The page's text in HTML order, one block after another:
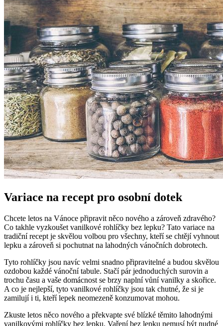
Variace na recept pro osobní dotek
Chcete letos na Vánoce připravit něco nového a zároveň zdravého?
Co takhle vyzkoušet vanilkové rohlíčky bez lepku? Tato variace na
tradiční recept je skvělou volbou pro všechny, kteří se chtějí vyhnout
lepku a zároveň si pochutnat na lahodných vánočních dobrotech.
Tyto rohlíčky jsou navíc velmi snadno připravitelné a budou skvělou
ozdobou každé vánoční tabule. Stačí pár jednoduchých surovin a
trochu času a vaše domácnost se brzy naplní vůní vanilky a skořice.
A co je nejlepší, tyto vanilkové rohlíčky jsou tak chutné, že si je
zamilují i ti, kteří lepek neomezeně konzumovat mohou.
Zkuste letos něco nového a překvapte své blízké těmito lahodnými
vanilkovými rohlíčky bez lepku. Vaření bez lepku nemusí být nudné